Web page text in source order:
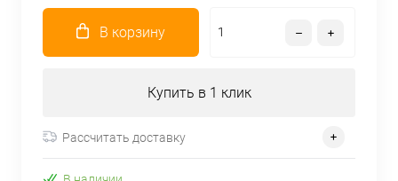
В корзину
Купить в 1 клик
Рассчитать доставку